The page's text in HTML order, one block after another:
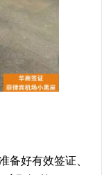
备好有效签证、